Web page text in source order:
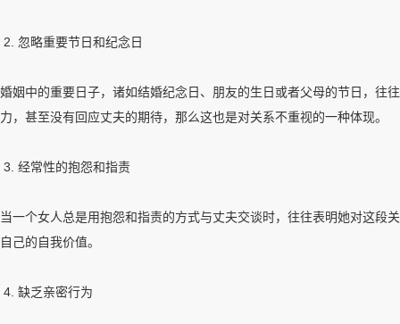
2. 忽略重要节日和纪念日
婚姻中的重要日子，诸如结婚纪念日、朋友的生日或者父母的节日，往
力，甚至没有回应丈夫的期待，那么这也是对关系不重视的一种体现。
3. 经常性的抱怨和指责
当一个女人总是用抱怨和指责的方式与丈夫交谈时，往往表明她对这
自己的自我价值。
4. 缺乏亲密行为